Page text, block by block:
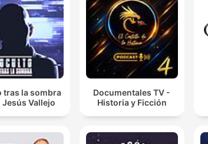
tras la sombra
Jesús Vallejo
Documentales TV -
Historia y Ficción